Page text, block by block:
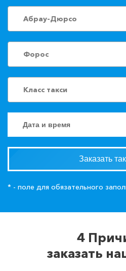
Абрау-Дюрсо
Форос
Класс такси
Заказать
* - поле для обязательного
4
заказать